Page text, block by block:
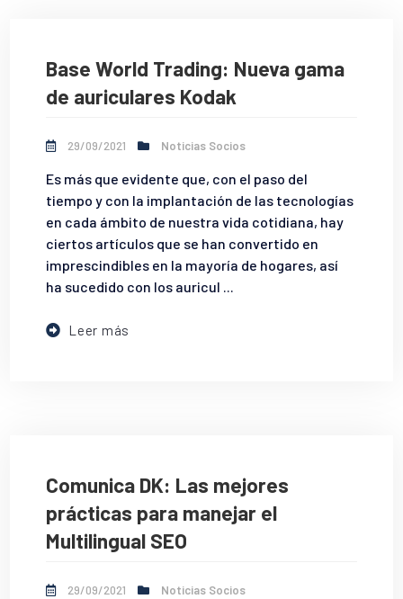
Base World Trading: Nueva gama
de auriculares Kodak
29/09/2021 Noticias Socios
Es más que evidente que, con el paso del
tiempo y con la implantación de las tecnologías
en cada ámbito de nuestra vida cotidiana, hay
ciertos artículos que se han convertido en
imprescindibles en la mayoría de hogares, así
ha sucedido con los auricul ...
Leer más
Comunica DK: Las mejores
prácticas para manejar el
Multilingual SEO
29/09/2021 Noticias Socios